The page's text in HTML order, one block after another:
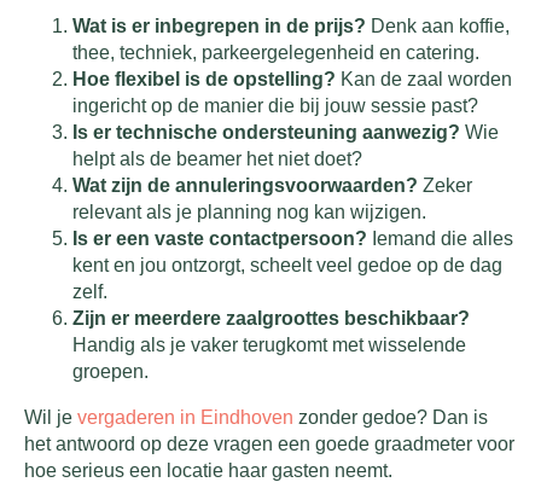
Wat is er inbegrepen in de prijs? Denk aan koffie,
thee, techniek, parkeergelegenheid en catering.
Hoe flexibel is de opstelling? Kan de zaal worden
ingericht op de manier die bij jouw sessie past?
Is er technische ondersteuning aanwezig? Wie
helpt als de beamer het niet doet?
Wat zijn de annuleringsvoorwaarden? Zeker
relevant als je planning nog kan wijzigen.
Is er een vaste contactpersoon? Iemand die alles
kent en jou ontzorgt, scheelt veel gedoe op de dag
zelf.
Zijn er meerdere zaalgroottes beschikbaar?
Handig als je vaker terugkomt met wisselende
groepen.
Wil je vergaderen in Eindhoven zonder gedoe? Dan is
het antwoord op deze vragen een goede graadmeter voor
hoe serieus een locatie haar gasten neemt.